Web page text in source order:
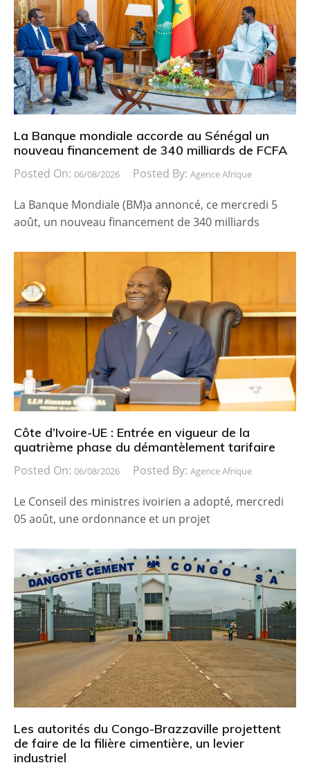
La Banque mondiale accorde au Sénégal un
nouveau financement de 340 milliards de FCFA
Posted On: 06/08/2026 Posted By: Agence Afrique
La Banque Mondiale (BM)a annoncé, ce mercredi 5
août, un nouveau financement de 340 milliards
Côte d’Ivoire-UE : Entrée en vigueur de la
quatrième phase du démantèlement tarifaire
Posted On: 06/08/2026 Posted By: Agence Afrique
Le Conseil des ministres ivoirien a adopté, mercredi
05 août, une ordonnance et un projet
Les autorités du Congo-Brazzaville projettent
de faire de la filière cimentière, un levier
industriel